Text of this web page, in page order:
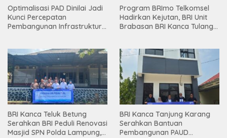
Optimalisasi PAD Dinilai Jadi
Kunci Percepatan
Pembangunan Infrastruktur
Program BRImo Telkomsel
Hadirkan Kejutan, BRI Unit
Brabasan BRI Kanca Tulang
Mesuji
BRI Kanca Teluk Betung
Serahkan BRI Peduli Renovasi
Masjid SPN Polda Lampung,
BRI Kanca Tanjung Karang
Serahkan Bantuan
Pembangunan PAUD